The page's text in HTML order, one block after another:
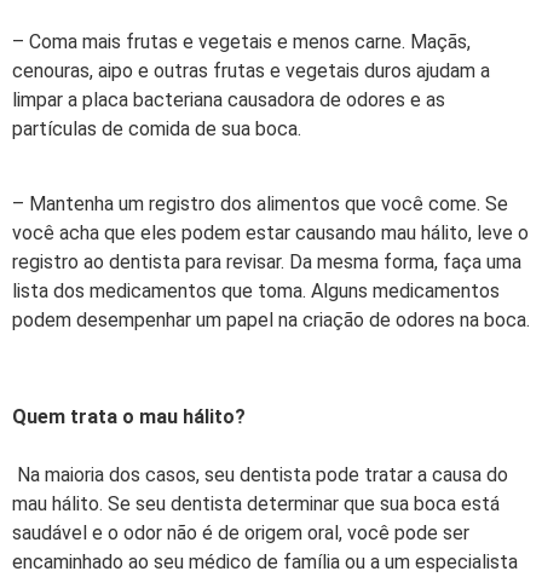
– Coma mais frutas e vegetais e menos carne. Maçãs,
cenouras, aipo e outras frutas e vegetais duros ajudam a
limpar a placa bacteriana causadora de odores e as
partículas de comida de sua boca.
– Mantenha um registro dos alimentos que você come. Se
você acha que eles podem estar causando mau hálito, leve o
registro ao dentista para revisar. Da mesma forma, faça uma
lista dos medicamentos que toma. Alguns medicamentos
podem desempenhar um papel na criação de odores na boca.
Quem trata o mau hálito?
Na maioria dos casos, seu dentista pode tratar a causa do
mau hálito. Se seu dentista determinar que sua boca está
saudável e o odor não é de origem oral, você pode ser
encaminhado ao seu médico de família ou a um especialista